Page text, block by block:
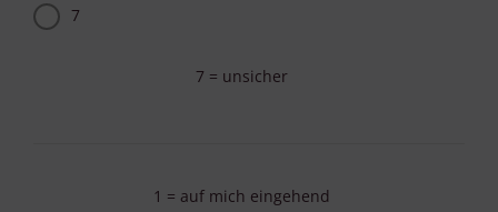
7
7 = unsicher
1 = auf mich eingehend